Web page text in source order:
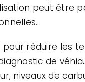
peut être
réduire les
de
niveaux de